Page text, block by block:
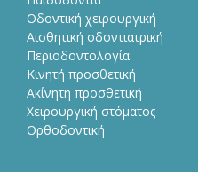
Οδοντική χειρουργική
Αισθητική οδοντιατρική
Περιοδοντολογία
Κινητή προσθετική
Ακίνητη προσθετική
Χειρουργική στόματος
Ορθοδοντική